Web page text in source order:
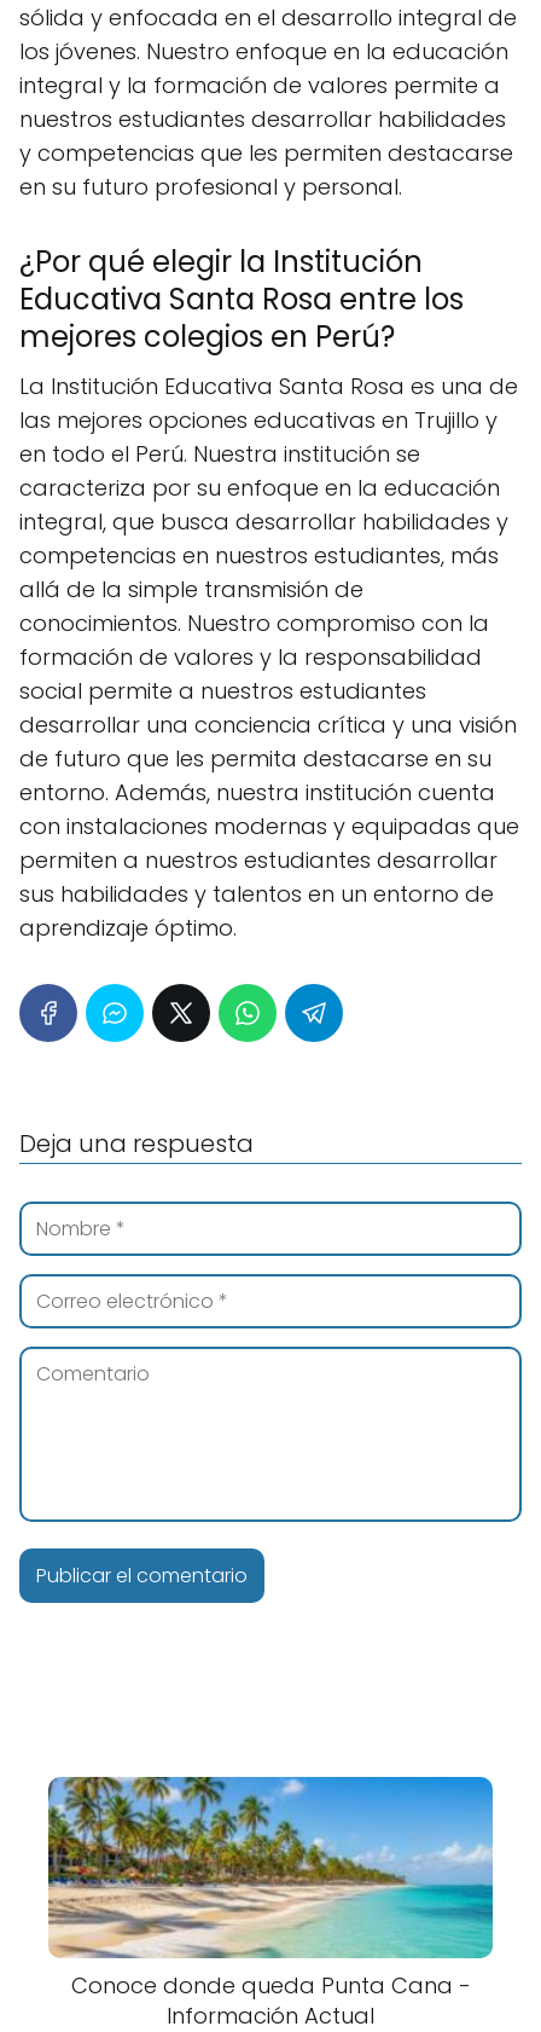
sólida y enfocada en el desarrollo integral de
los jóvenes. Nuestro enfoque en la educación
integral y la formación de valores permite a
nuestros estudiantes desarrollar habilidades
y competencias que les permiten destacarse
en su futuro profesional y personal.
¿Por qué elegir la Institución
Educativa Santa Rosa entre los
mejores colegios en Perú?
La Institución Educativa Santa Rosa es una de
las mejores opciones educativas en Trujillo y
en todo el Perú. Nuestra institución se
caracteriza por su enfoque en la educación
integral, que busca desarrollar habilidades y
competencias en nuestros estudiantes, más
allá de la simple transmisión de
conocimientos. Nuestro compromiso con la
formación de valores y la responsabilidad
social permite a nuestros estudiantes
desarrollar una conciencia crítica y una visión
de futuro que les permita destacarse en su
entorno. Además, nuestra institución cuenta
con instalaciones modernas y equipadas que
permiten a nuestros estudiantes desarrollar
sus habilidades y talentos en un entorno de
aprendizaje óptimo.
Deja una respuesta
Conoce donde queda Punta Cana -
Información Actual